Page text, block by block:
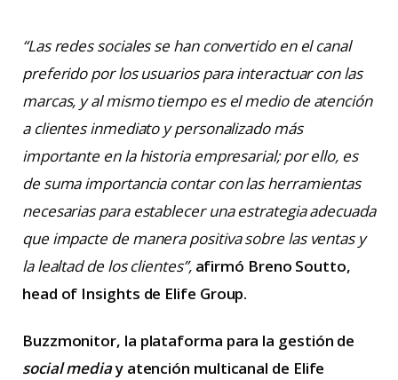
“Las redes sociales se han convertido en el canal
preferido por los usuarios para interactuar con las
marcas, y al mismo tiempo es el medio de atención
a clientes inmediato y personalizado más
importante en la historia empresarial; por ello, es
de suma importancia contar con las herramientas
necesarias para establecer una estrategia adecuada
que impacte de manera positiva sobre las ventas y
la lealtad de los clientes”, afirmó Breno Soutto,
head of Insights de Elife Group.
Buzzmonitor, la plataforma para la gestión de
social mediay atención multicanal de Elife